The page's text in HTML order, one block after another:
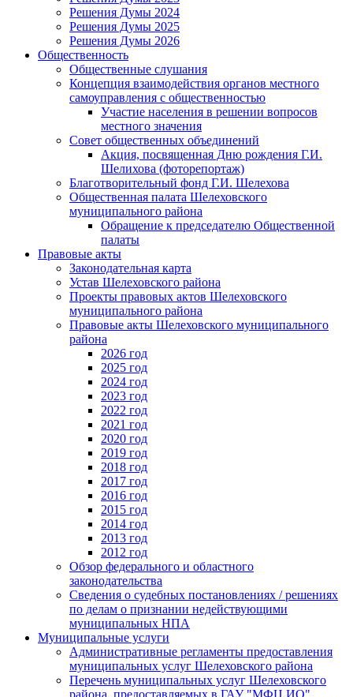
Решения Думы 2024
Решения Думы 2025
Решения Думы 2026
Общественность
Общественные слушания
Концепция взаимодействия органов местного
самоуправления с общественностью
Участие населения в решении вопросов
местного значения
Совет общественных объединений
Акция, посвященная Дню рождения Г.И.
Шелихова (фоторепортаж)
Благотворительный фонд Г.И. Шелехова
Общественная палата Шелеховского
муниципального района
Обращение к председателю Общественной
палаты
Правовые акты
Законодательная карта
Устав Шелеховского района
Проекты правовых актов Шелеховского
муниципального района
Правовые акты Шелеховского муниципального
района
2026 год
2025 год
2024 год
2023 год
2022 год
2021 год
2020 год
2019 год
2018 год
2017 год
2016 год
2015 год
2014 год
2013 год
2012 год
Обзор федерального и областного
законодательства
Сведения о судебных постановлениях / решениях
по делам о признании недействующими
муниципальных НПА
Муниципальные услуги
Административные регламенты предоставления
муниципальных услуг Шелеховского района
Перечень муниципальных услуг Шелеховского
района, предоставляемых в ГАУ "МФЦ ИО"